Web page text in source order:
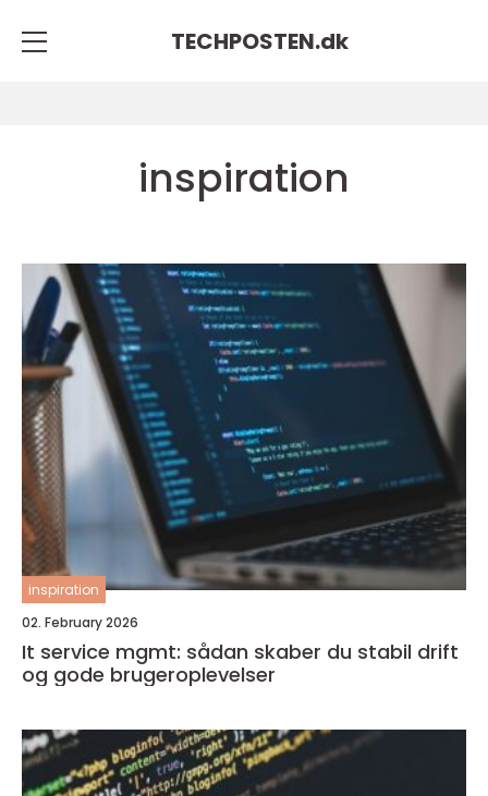
TECHPOSTEN.dk
inspiration
inspiration
02. February 2026
It service mgmt: sådan skaber du stabil drift
og gode brugeroplevelser